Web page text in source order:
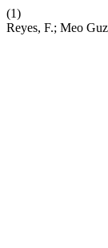
(1)
Reyes, F.; Meo